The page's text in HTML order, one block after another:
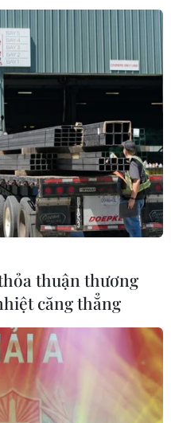
thuận thương
căng thẳng